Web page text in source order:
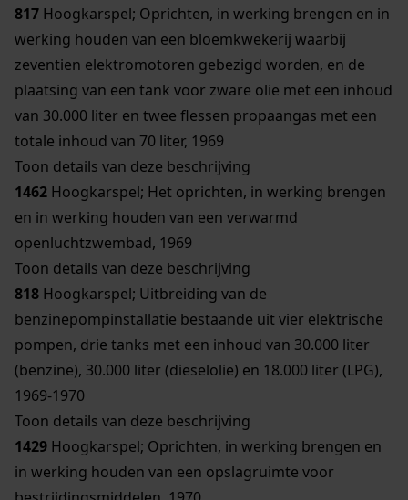
817 Hoogkarspel; Oprichten, in werking brengen en in
werking houden van een bloemkwekerij waarbij
zeventien elektromotoren gebezigd worden, en de
plaatsing van een tank voor zware olie met een inhoud
van 30.000 liter en twee flessen propaangas met een
totale inhoud van 70 liter, 1969
Toon details van deze beschrijving
1462 Hoogkarspel; Het oprichten, in werking brengen
en in werking houden van een verwarmd
openluchtzwembad, 1969
Toon details van deze beschrijving
818 Hoogkarspel; Uitbreiding van de
benzinepompinstallatie bestaande uit vier elektrische
pompen, drie tanks met een inhoud van 30.000 liter
(benzine), 30.000 liter (dieselolie) en 18.000 liter (LPG),
1969-1970
Toon details van deze beschrijving
1429 Hoogkarspel; Oprichten, in werking brengen en
in werking houden van een opslagruimte voor